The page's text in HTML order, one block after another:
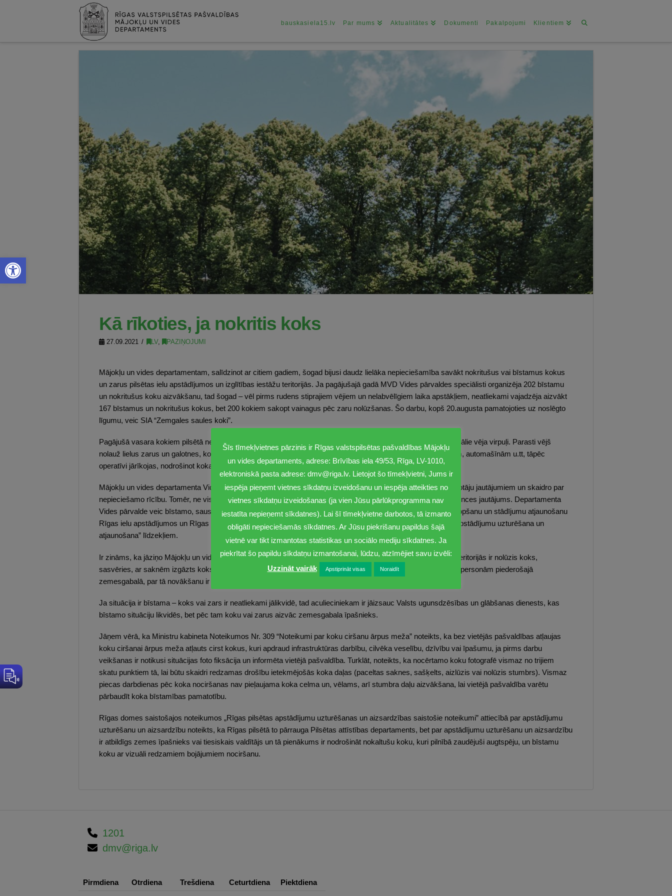
Open toolbar
bauskasiela15.lv Par mums Aktualitātes Dokumenti Pakalpojumi Klientiem
Kā rīkoties, ja nokritis koks
27.09.2021 LV, PAZIŅOJUMI
Mājokļu un vides departamentam, salīdzinot ar citiem gadiem, šogad bijusi daudz lielāka nepieciešamība savākt nokritušus vai bīstamus kokus
un zarus pilsētas ielu apstādījumos un izglītības iestāžu teritorijās. Ja pagājušajā gadā MVD Vides pārvaldes speciālisti organizēja 202 bīstamu
un nokritušus koku aizvākšanu, tad šogad – vēl pirms rudens stiprajiem vējiem un nelabvēlīgiem laika apstākļiem, neatliekami vajadzēja aizvākt
167 bīstamus un nokritušus kokus, bet 200 kokiem sakopt vainagus pēc zaru nolūzšanas. Šo darbu, kopš 20.augusta pamatojoties uz noslēgto
līgumu, veic SIA “Zemgales saules koki”.
Pagājušā vasara kokiem pilsētā nebija labvēlīga, traucēja karstums un postījumus radīja pērkona negaisi un lokālie vēja virpuļi. Parasti vējš
nolauž lielus zarus un galotnes, koki sasveras vai izgāžas, nosprostojot ielas, piebraucamos ceļus traucē ēkām, automašīnām u.tt, tāpēc
operatīvi jārīkojas, nodrošinot koka vai zaru aizvākšanu.
Mājokļu un vides departamenta Vides pārvalde saņem informāciju par šādām situācijām, kā arī atbild uz iedzīvotāju jautājumiem un skaidro par
nepieciešamo rīcību. Tomēr, ne visos gadījumos atbildība par nokritušajiem kokiem vai zariem ir MVD kompetences jautājums. Departamenta
Vides pārvalde veic bīstamo, sauso, bojāto koku zāģēšanu, tāpat kā koku vainagu kopšanu, jauno stādījumu kopšanu un stādījumu atjaunošanu
Rīgas ielu apstādījumos un Rīgas pašvaldības izglītības iestāžu teritorijās par budžeta programmas “Pilsētas apstādījumu uzturēšana un
atjaunošana” līdzekļiem.
Ir zināms, ka jāziņo Mājokļu un vides departamenta Vides pārvaldei, ja ielu apstādījumos vai izglītības iestāžu teritorijās ir nolūzis koks,
sasvēries, ar saknēm izgāzts koks vai nolūzis vai aizlūzis zars. Bet, ja nolūzušais koks vai zars atrodas citām personām piederošajā
zemesgabalā, par tā novākšanu ir atbildīgs zemesgabala īpašnieks.
Ja situācija ir bīstama – koks vai zars ir neatliekami jālikvidē, tad aculieciniekam ir jāizsauc Valsts ugunsdzēsības un glābšanas dienests, kas
bīstamo situāciju likvidēs, bet pēc tam koku vai zarus aizvāc zemesgabala īpašnieks.
Jāņem vērā, ka Ministru kabineta Noteikumos Nr. 309 “Noteikumi par koku ciršanu ārpus meža” noteikts, ka bez vietējās pašvaldības atļaujas
koku ciršanai ārpus meža atļauts cirst kokus, kuri apdraud infrastruktūras darbību, cilvēka veselību, dzīvību vai īpašumu, ja pirms darbu
veikšanas ir notikusi situācijas foto fiksācija un informēta vietējā pašvaldība. Turklāt, noteikts, ka nocērtamo koku fotografē vismaz no trijiem
skatu punktiem tā, lai būtu skaidri redzamas drošību ietekmējošās koka daļas (paceltas saknes, sašķelts, aizlūzis vai nolūzis stumbrs). Vismaz
piecas darbdienas pēc koka nociršanas nav pieļaujama koka celma un, vēlams, arī stumbra daļu aizvākšana, lai vietējā pašvaldība varētu
pārbaudīt koka bīstamības pamatotību.
Rīgas domes saistošajos noteikumos „Rīgas pilsētas apstādījumu uzturēšanas un aizsardzības saistošie noteikumi” attiecībā par apstādījumu
uzturēšanu un aizsardzību noteikts, ka Rīgas pilsētā to pārrauga Pilsētas attīstības departaments, bet par apstādījumu uzturēšanu un aizsardzību
ir atbildīgs zemes īpašnieks vai tiesiskais valdītājs un tā pienākums ir nodrošināt nokaltušu koku, kuri pilnībā zaudējuši augtspēju, un bīstamu
koku ar vizuāli redzamiem bojājumiem nociršanu.
1201
dmv@riga.lv
Pirmdiena Otrdiena Trešdiena Ceturtdiena Piektdiena
Šīs tīmekļvietnes pārzinis ir Rīgas valstspilsētas pašvaldības Mājokļu
un vides departaments, adrese: Brīvības iela 49/53, Rīga, LV-1010,
elektroniskā pasta adrese: dmv@riga.lv. Lietojot šo tīmekļvietni, Jums ir
iespēja pieņemt vietnes sīkdatņu izveidošanu un iespēja atteikties no
vietnes sīkdatņu izveidošanas (ja vien Jūsu pārlūkprogramma nav
iestatīta nepieņemt sīkdatnes). Lai šī tīmekļvietne darbotos, tā izmanto
obligāti nepieciešamās sīkdatnes. Ar Jūsu piekrišanu papildus šajā
vietnē var tikt izmantotas statistikas un sociālo mediju sīkdatnes. Ja
piekrītat šo papildu sīkdatņu izmantošanai, lūdzu, atzīmējiet savu izvēli:
Uzzināt vairāk
Apstiprināt visas Noraidīt